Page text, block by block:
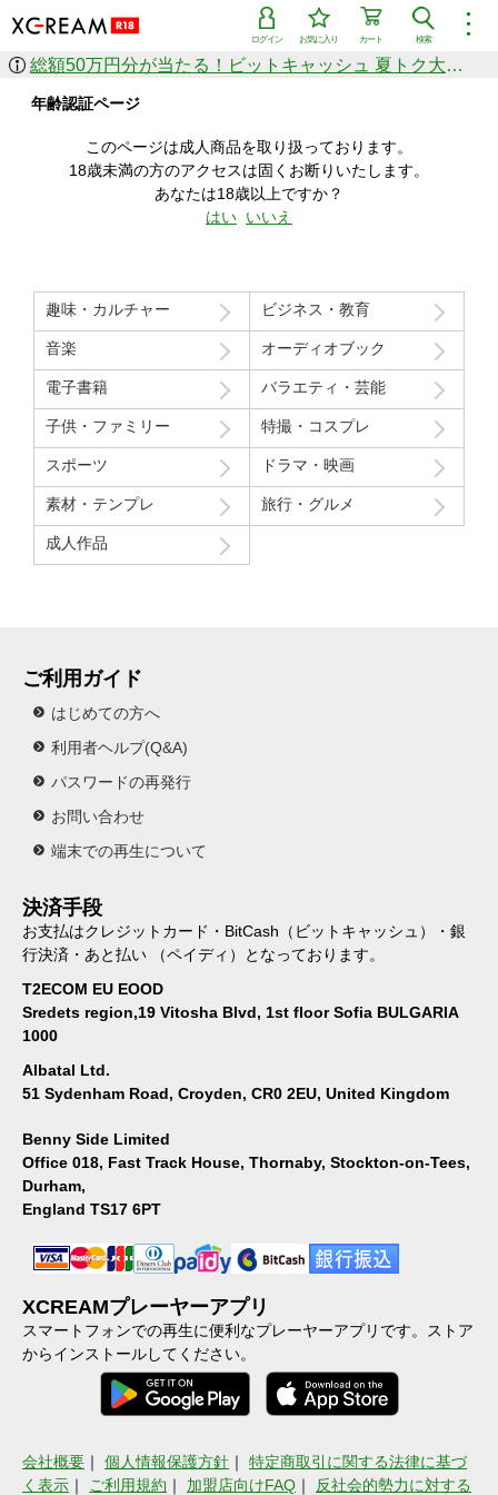
︙
検索
カート
お気に入り
ログイン
作品を探す
ジャンル
シリーズ
人気のセール中商品
新着セール中商品
すべての作品から探す
価格の安い順
価格の高い順
月間ランキング
年間ランキング
総額50万円分が当たる！ビットキャッシュ 夏トク大感謝祭
年齢認証ページ
このページは成人商品を取り扱っております。
18歳未満の方のアクセスは固くお断りいたします。
あなたは18歳以上ですか？
はい いいえ
趣味・カルチャー ビジネス・教育
音楽 オーディオブック
電子書籍 バラエティ・芸能
子供・ファミリー 特撮・コスプレ
スポーツ ドラマ・映画
素材・テンプレ 旅行・グルメ
成人作品
ご利用ガイド
はじめての方へ
利用者ヘルプ(Q&A)
パスワードの再発行
お問い合わせ
端末での再生について
決済手段
お支払はクレジットカード・BitCash（ビットキャッシュ）・銀
行決済・あと払い （ペイディ）となっております。
T2ECOM EU EOOD
Sredets region,19 Vitosha Blvd, 1st floor Sofia BULGARIA
1000
Albatal Ltd.
51 Sydenham Road, Croyden, CR0 2EU, United Kingdom
Benny Side Limited
Office 018, Fast Track House, Thornaby, Stockton-on-Tees,
Durham,
England TS17 6PT
XCREAMプレーヤーアプリ
スマートフォンでの再生に便利なプレーヤーアプリです。ストア
からインストールしてください。
会社概要 ｜ 個人情報保護方針 ｜ 特定商取引に関する法律に基づ
く表示 ｜ ご利用規約 ｜ 加盟店向けFAQ ｜ 反社会的勢力に対する